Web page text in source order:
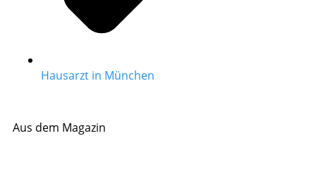
Hausarzt in München
Aus dem Magazin